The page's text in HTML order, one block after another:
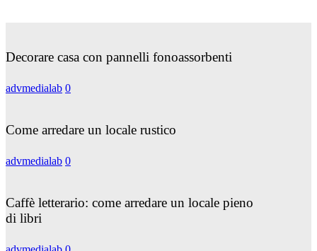
con
Decorare casa con pannelli fonoassorbenti
advmedialab 0
un
locale
Come arredare un locale rustico
advmedialab 0
come
arredare
un
Caffè letterario: come arredare un locale pieno
di libri